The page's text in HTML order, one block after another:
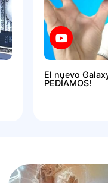
El nuevo
PEDÍAMOS!